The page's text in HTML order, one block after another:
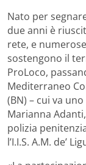
Nato per
due anni è
rete, e
sostengono il
ProLoco,
Mediterraneo
(BN) – cui va
Marianna
polizia
l’I.I.S. A.M. de’